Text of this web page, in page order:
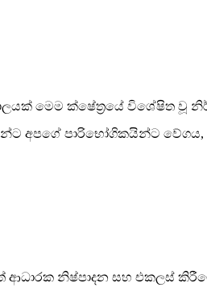
මෙම ක්ෂේත්‍රයේ විශේෂිත වූ
අපගේ පාරිභෝගිකයින්ට
ආධාරක නිෂ්පාදන සහ එකලස්